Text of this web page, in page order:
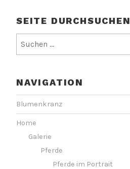
SEITE DURCHSUCHEN
nach:
NAVIGATION
Blumenkranz
Home
Galerie
Pferde
Pferde im Portrait